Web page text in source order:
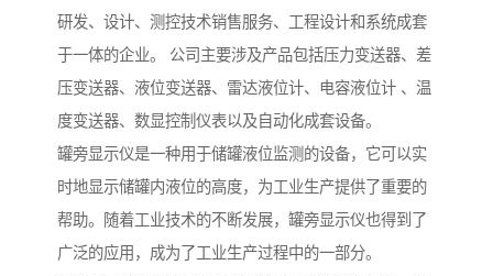
研发、设计、测控技术销售服务、工程设计和系统成套
于一体的企业。 公司主要涉及产品包括压力变送器、差
压变送器、液位变送器、雷达液位计、电容液位计 、温
度变送器、数显控制仪表以及自动化成套设备。
罐旁显示仪是一种用于储罐液位监测的设备，它可以实
时地显示储罐内液位的高度，为工业生产提供了重要的
帮助。随着工业技术的不断发展，罐旁显示仪也得到了
广泛的应用，成为了工业生产过程中的一部分。